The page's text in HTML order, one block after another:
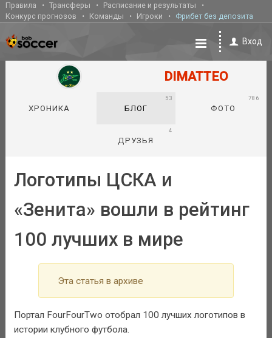
Правила Трансферы
Расписание и результаты
Конкурс прогнозов
Команды Игроки Фрибет без депозита
Вход
DIMATTEO
ХРОНИКА БЛОГ
53
ФОТО
786
ДРУЗЬЯ
4
Логотипы ЦСКА и
«Зенита» вошли в рейтинг
100 лучших в мире
Эта статья в архиве
Портал FourFourTwo отобрал 100 лучших логотипов в
истории клубного футбола.